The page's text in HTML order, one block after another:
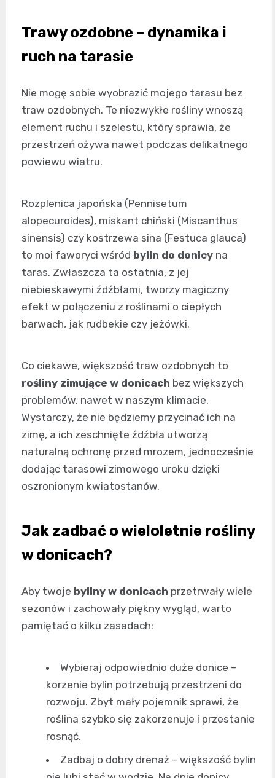
Trawy ozdobne – dynamika i
ruch na tarasie
Nie mogę sobie wyobrazić mojego tarasu bez
traw ozdobnych. Te niezwykłe rośliny wnoszą
element ruchu i szelestu, który sprawia, że
przestrzeń ożywa nawet podczas delikatnego
powiewu wiatru.
Rozplenica japońska (Pennisetum
alopecuroides), miskant chiński (Miscanthus
sinensis) czy kostrzewa sina (Festuca glauca)
to moi faworyci wśród bylin do donicy na
taras. Zwłaszcza ta ostatnia, z jej
niebieskawymi źdźbłami, tworzy magiczny
efekt w połączeniu z roślinami o ciepłych
barwach, jak rudbekie czy jeżówki.
Co ciekawe, większość traw ozdobnych to
rośliny zimujące w donicach bez większych
problemów, nawet w naszym klimacie.
Wystarczy, że nie będziemy przycinać ich na
zimę, a ich zeschnięte źdźbła utworzą
naturalną ochronę przed mrozem, jednocześnie
dodając tarasowi zimowego uroku dzięki
oszronionym kwiatostanów.
Jak zadbać o wieloletnie rośliny
w donicach?
Aby twoje byliny w donicach przetrwały wiele
sezonów i zachowały piękny wygląd, warto
pamiętać o kilku zasadach:
Wybieraj odpowiednio duże donice –
korzenie bylin potrzebują przestrzeni do
rozwoju. Zbyt mały pojemnik sprawi, że
roślina szybko się zakorzenuje i przestanie
rosnąć.
Zadbaj o dobry drenaż – większość bylin